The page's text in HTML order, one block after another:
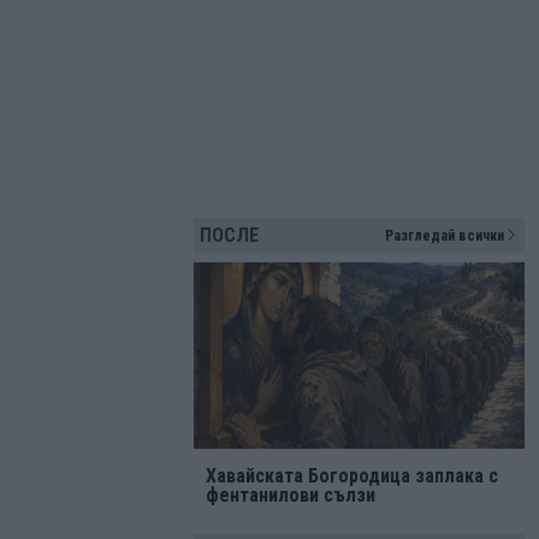
ПОСЛЕ Разгледай всички
Хавайската Богородица заплака с
фентанилови сълзи